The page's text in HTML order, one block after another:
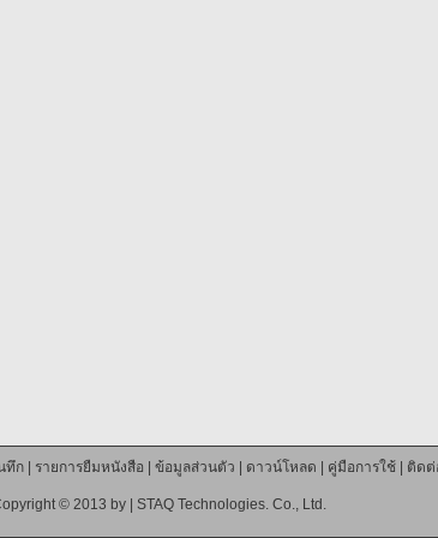
ทึก| รายการยืมหนังสือ ข้อมูลส่วนตัว ดาวน์โหลด คู่มือการใช้| ติดต่
© 2013 by | STAQ Technologies. Co., Ltd.